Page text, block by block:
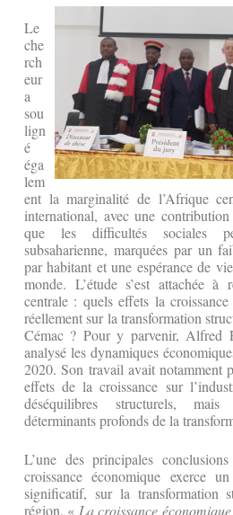
Le
che
rch
eur
a
sou
lign
é
éga
lem
ent la marginalité de l’Afrique
international, avec une
que les difficultés sociales
subsaharienne, marquées par un
par habitant et une espérance de
monde. L’étude s’est attachée à
centrale : quels effets la
réellement sur la transformation
Cémac ? Pour y parvenir, Alfred
analysé les dynamiques
2020. Son travail avait notamment
effets de la croissance sur
déséquilibres structurels,
déterminants profonds de la
L’une des principales
croissance économique exerce
significatif, sur la transformation
région. « La croissance